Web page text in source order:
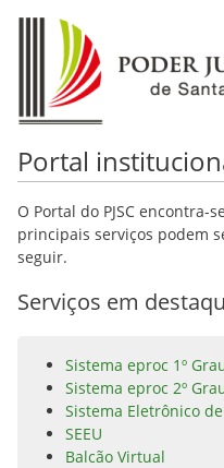
Portal
O Portal do PJSC encontra-
principais serviços podem
seguir.
Serviços em
Sistema eproc 1º
Sistema eproc 2º
Sistema Eletrônico
SEEU
Balcão Virtual